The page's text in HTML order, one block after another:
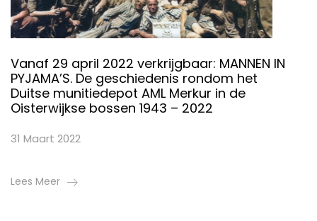
Vanaf 29 april 2022 verkrijgbaar: MANNEN IN
PYJAMA’S. De geschiedenis rondom het
Duitse munitiedepot AML Merkur in de
Oisterwijkse bossen 1943 – 2022
31 Maart 2022
Lees Meer